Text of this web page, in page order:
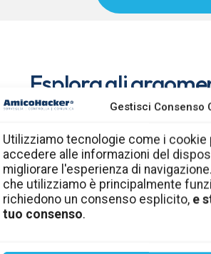
Gestisci Consenso
Utilizziamo tecnologie come i
accedere alle informazioni del
migliorare l'esperienza di
che utilizziamo è principalmente
richiedono un consenso esplicito, e
tuo consenso.
Esplora gli
e
Cultura della
informatica in
Comportamenti, regole e
dipendenti, collaboratori e